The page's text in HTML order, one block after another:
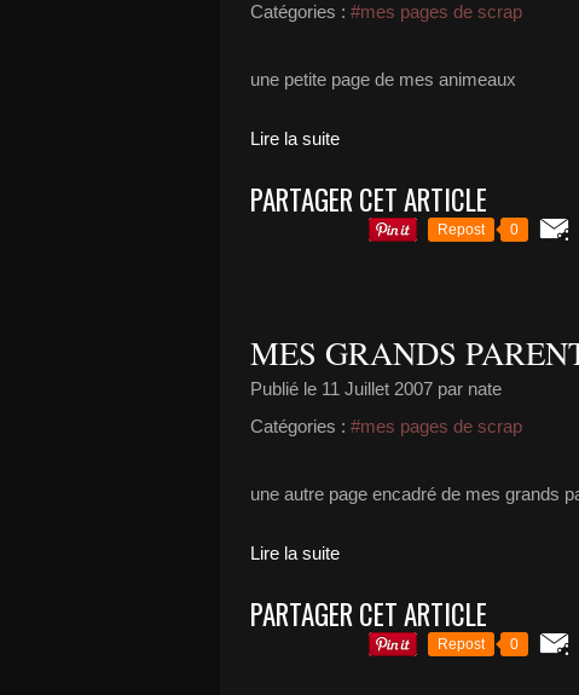
Catégories : #mes pages de scrap
une petite page de mes animeaux
Lire la suite
PARTAGER CET ARTICLE
Repost 0
MES GRANDS
Publié le 11 Juillet 2007 par nate
Catégories : #mes pages de scrap
une autre page encadré de mes grands
Lire la suite
PARTAGER CET ARTICLE
Repost 0